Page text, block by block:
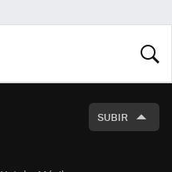
SUBIR